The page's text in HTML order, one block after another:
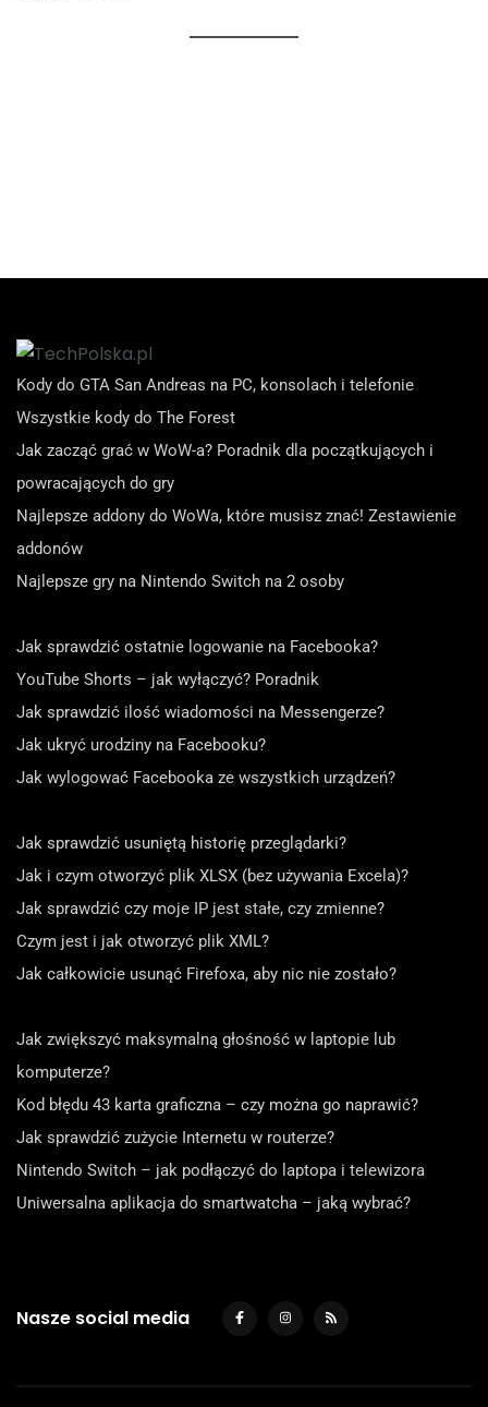
Kody do GTA San Andreas na PC, konsolach i telefonie
Wszystkie kody do The Forest
Jak zacząć grać w WoW-a? Poradnik dla początkujących i
powracających do gry
Najlepsze addony do WoWa, które musisz znać! Zestawienie
addonów
Najlepsze gry na Nintendo Switch na 2 osoby
Jak sprawdzić ostatnie logowanie na Facebooka?
YouTube Shorts – jak wyłączyć? Poradnik
Jak sprawdzić ilość wiadomości na Messengerze?
Jak ukryć urodziny na Facebooku?
Jak wylogować Facebooka ze wszystkich urządzeń?
Jak sprawdzić usuniętą historię przeglądarki?
Jak i czym otworzyć plik XLSX (bez używania Excela)?
Jak sprawdzić czy moje IP jest stałe, czy zmienne?
Czym jest i jak otworzyć plik XML?
Jak całkowicie usunąć Firefoxa, aby nic nie zostało?
Jak zwiększyć maksymalną głośność w laptopie lub
komputerze?
Kod błędu 43 karta graficzna – czy można go naprawić?
Jak sprawdzić zużycie Internetu w routerze?
Nintendo Switch – jak podłączyć do laptopa i telewizora
Uniwersalna aplikacja do smartwatcha – jaką wybrać?
Nasze social media